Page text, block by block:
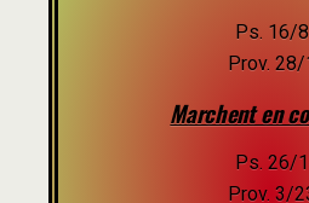
Ps. 16/8
Prov. 28/
Marchent en
Ps. 26/1
Prov. 3/